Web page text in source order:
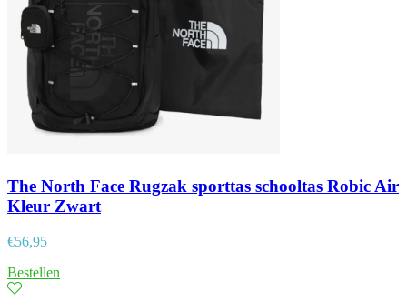
The North Face Rugzak sporttas schooltas Robic Air
Kleur Zwart
€56,95
Bestellen